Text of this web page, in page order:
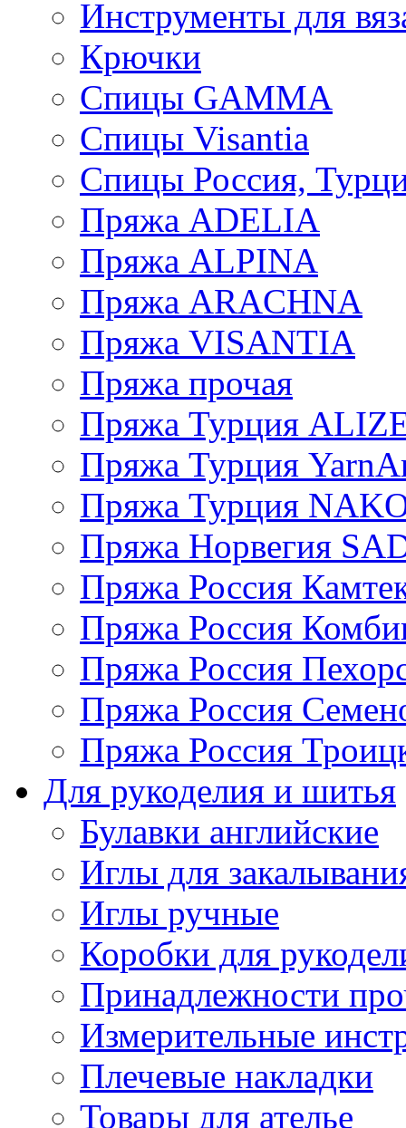
Инструменты для
Крючки
Спицы GAMMA
Спицы Visantia
Спицы Россия,
Пряжа ADELIA
Пряжа ALPINA
Пряжа ARACHNA
Пряжа VISANTIA
Пряжа прочая
Пряжа Турция
Пряжа Турция
Пряжа Турция
Пряжа Норвегия
Пряжа Россия
Пряжа Россия
Пряжа Россия
Пряжа Россия
Пряжа Россия
Для рукоделия и шитья
Булавки английские
Иглы для
Иглы ручные
Коробки для
Принадлежности
Измерительные
Плечевые накладки
Товары для ателье